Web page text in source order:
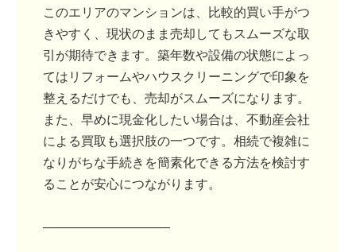
このエリアのマンションは、比較的買い手がつ
きやすく、現状のまま売却してもスムーズな取
引が期待できます。築年数や設備の状態によっ
てはリフォームやハウスクリーニングで印象を
整えるだけでも、売却がスムーズになります。
また、早めに現金化したい場合は、不動産会社
による買取も選択肢の一つです。相続で複雑に
なりがちな手続きを簡素化できる方法を検討す
ることが安心につながります。
――――――――――